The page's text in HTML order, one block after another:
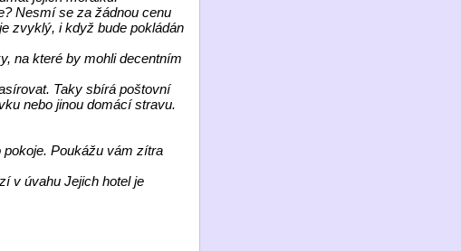
Nesmí se za žádnou cenu
zvyklý, i když bude pokládán
na které by mohli decentním
Taky sbírá poštovní
nebo jinou domácí stravu.
Poukážu vám zítra
v úvahu Jejich hotel je